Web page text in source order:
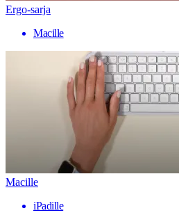
Ergo-sarja
Macille
Macille
iPadille